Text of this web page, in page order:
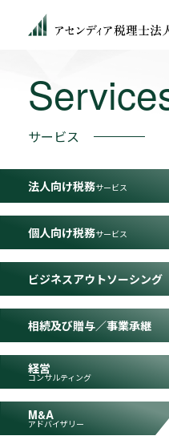
サービス
法人向け税務サービス
個人向け税務サービス
ビジネスアウトソーシング
相続及び贈与／事業承継
経営
コンサルティング
M&A
アドバイザリー